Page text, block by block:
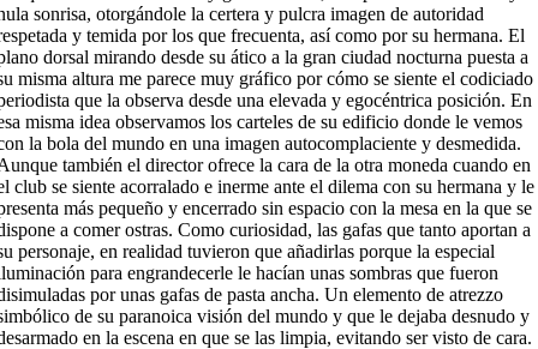
sonrisa, otorgándole la certera y pulcra imagen de autoridad
y temida por los que frecuenta, así como por su hermana. El
dorsal mirando desde su ático a la gran ciudad nocturna puesta a
misma altura me parece muy gráfico por cómo se siente el codiciado
que la observa desde una elevada y egocéntrica posición. En
misma idea observamos los carteles de su edificio donde le vemos
la bola del mundo en una imagen autocomplaciente y desmedida.
también el director ofrece la cara de la otra moneda cuando en
club se siente acorralado e inerme ante el dilema con su hermana y le
más pequeño y encerrado sin espacio con la mesa en la que se
a comer ostras. Como curiosidad, las gafas que tanto aportan a
personaje, en realidad tuvieron que añadirlas porque la especial
para engrandecerle le hacían unas sombras que fueron
por unas gafas de pasta ancha. Un elemento de atrezzo
de su paranoica visión del mundo y que le dejaba desnudo y
en la escena en que se las limpia, evitando ser visto de cara.